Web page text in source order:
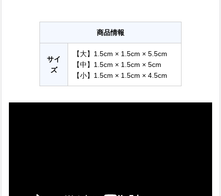
商品情報
サイ
ズ
【大】1.5cm × 1.5cm × 5.5cm
【中】1.5cm × 1.5cm × 5cm
【小】1.5cm × 1.5cm × 4.5cm